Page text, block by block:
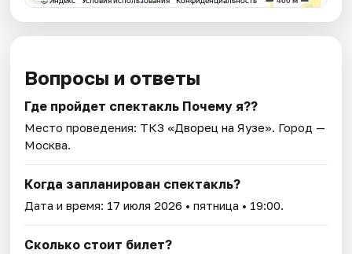
Вопросы и ответы
Где пройдет спектакль Почему я??
Место проведения: ТКЗ «Дворец на Яузе». Город —
Москва.
Когда запланирован спектакль?
Дата и время: 17 июля 2026 • пятница • 19:00.
Сколько стоит билет?